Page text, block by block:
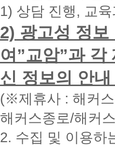
입
력
시
면
빠
른
간
내
에
화
드
1) 상담 진행, 교
2) 광고성 정
여”교암”과
신 정보의 안
(※제휴사 : 해커
해커스종로/해커
2. 수집 및 이용하